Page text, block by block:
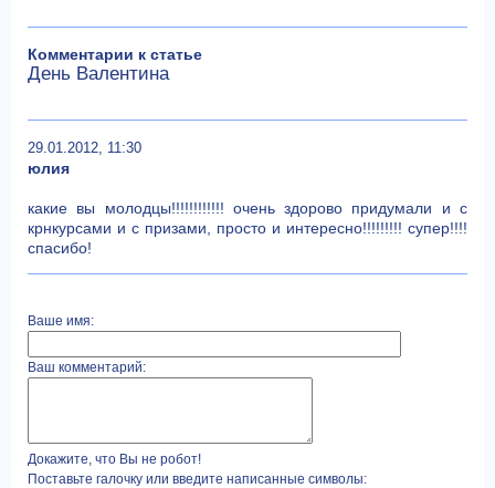
Комментарии к статье
День Валентина
29.01.2012, 11:30
юлия
какие вы молодцы!!!!!!!!!!!! очень здорово придумали и с
крнкурсами и с призами, просто и интересно!!!!!!!!! супер!!!!
спасибо!
Ваше имя:
Ваш комментарий:
Докажите, что Вы не робот!
Поставьте галочку или введите написанные символы: